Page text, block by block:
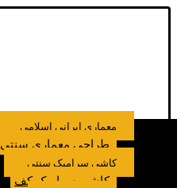
معماری ایرانی اسلامی
طراحی معماری سنتی
کاشی سرامیک سنتی
کاشی سرامیک کف